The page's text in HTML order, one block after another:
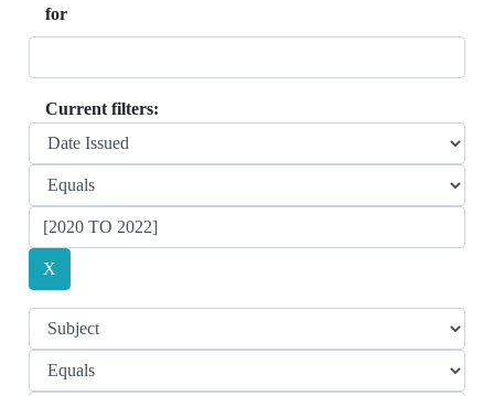
for
Current filters: